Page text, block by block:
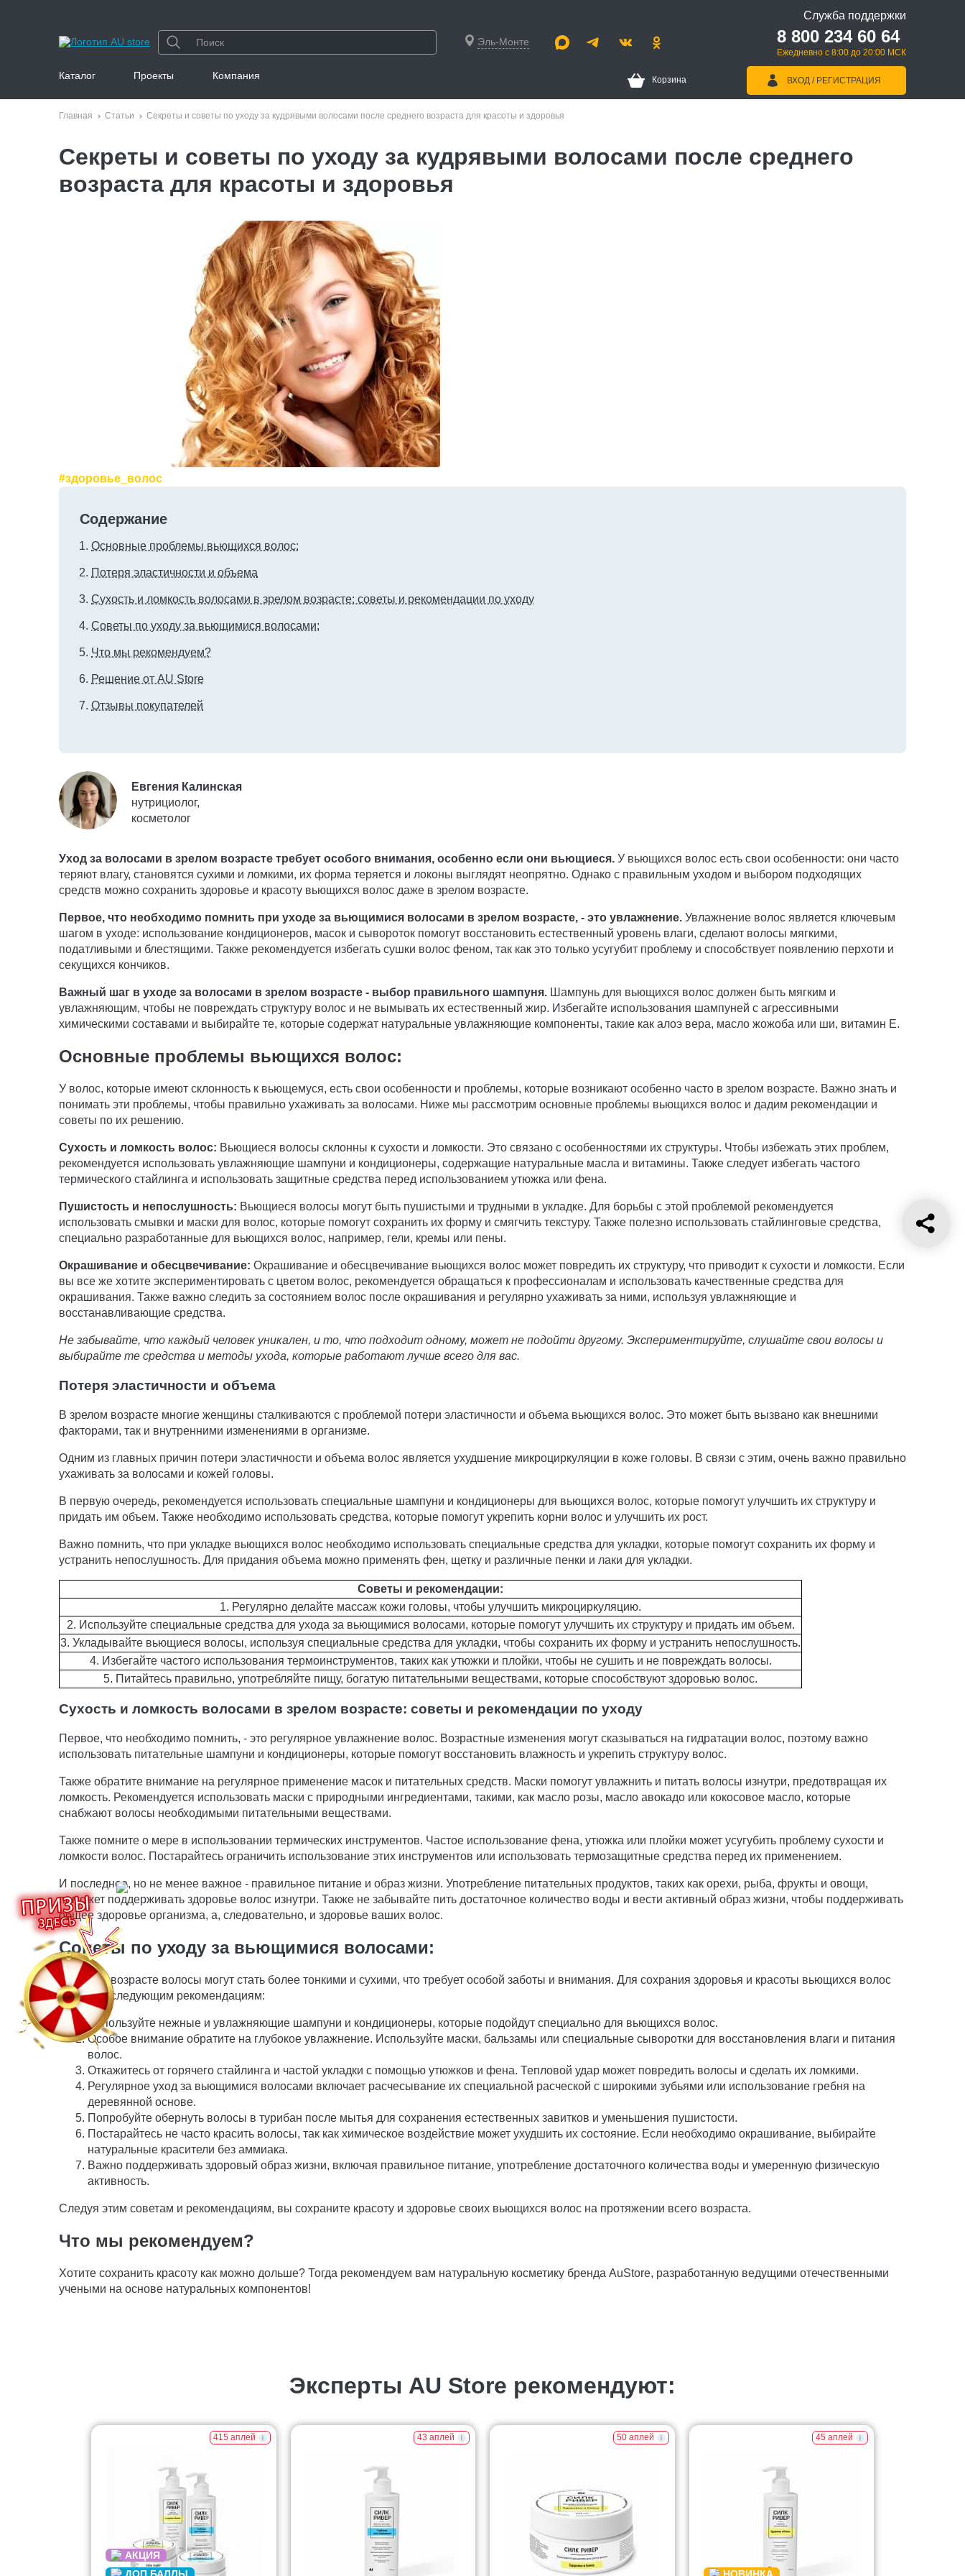
Эль-Монте
Служба поддержки
8 800 234 60 64
Ежедневно с 8:00 до 20:00 МСК
Каталог Проекты Компания Корзина ВХОД / РЕГИСТРАЦИЯ
Главная Статьи Секреты и советы по уходу за кудрявыми волосами после среднего возраста для красоты и здоровья
Секреты и советы по уходу за кудрявыми волосами после среднего
возраста для красоты и здоровья
#здоровье_волос
Содержание
Основные проблемы вьющихся волос:
Потеря эластичности и объема
Сухость и ломкость волосами в зрелом возрасте: советы и рекомендации по уходу
Советы по уходу за вьющимися волосами:
Что мы рекомендуем?
Решение от AU Store
Отзывы покупателей
Евгения Калинская
нутрициолог,
косметолог
Уход за волосами в зрелом возрасте требует особого внимания, особенно если они вьющиеся. У вьющихся волос есть свои особенности: они часто
теряют влагу, становятся сухими и ломкими, их форма теряется и локоны выглядят неопрятно. Однако с правильным уходом и выбором подходящих
средств можно сохранить здоровье и красоту вьющихся волос даже в зрелом возрасте.
Первое, что необходимо помнить при уходе за вьющимися волосами в зрелом возрасте, - это увлажнение. Увлажнение волос является ключевым
шагом в уходе: использование кондиционеров, масок и сывороток помогут восстановить естественный уровень влаги, сделают волосы мягкими,
податливыми и блестящими. Также рекомендуется избегать сушки волос феном, так как это только усугубит проблему и способствует появлению перхоти и
секущихся кончиков.
Важный шаг в уходе за волосами в зрелом возрасте - выбор правильного шампуня. Шампунь для вьющихся волос должен быть мягким и
увлажняющим, чтобы не повреждать структуру волос и не вымывать их естественный жир. Избегайте использования шампуней с агрессивными
химическими составами и выбирайте те, которые содержат натуральные увлажняющие компоненты, такие как алоэ вера, масло жожоба или ши, витамин Е.
Основные проблемы вьющихся волос:
У волос, которые имеют склонность к вьющемуся, есть свои особенности и проблемы, которые возникают особенно часто в зрелом возрасте. Важно знать и
понимать эти проблемы, чтобы правильно ухаживать за волосами. Ниже мы рассмотрим основные проблемы вьющихся волос и дадим рекомендации и
советы по их решению.
Сухость и ломкость волос: Вьющиеся волосы склонны к сухости и ломкости. Это связано с особенностями их структуры. Чтобы избежать этих проблем,
рекомендуется использовать увлажняющие шампуни и кондиционеры, содержащие натуральные масла и витамины. Также следует избегать частого
термического стайлинга и использовать защитные средства перед использованием утюжка или фена.
Пушистость и непослушность: Вьющиеся волосы могут быть пушистыми и трудными в укладке. Для борьбы с этой проблемой рекомендуется
использовать смывки и маски для волос, которые помогут сохранить их форму и смягчить текстуру. Также полезно использовать стайлинговые средства,
специально разработанные для вьющихся волос, например, гели, кремы или пены.
Окрашивание и обесцвечивание: Окрашивание и обесцвечивание вьющихся волос может повредить их структуру, что приводит к сухости и ломкости. Если
вы все же хотите экспериментировать с цветом волос, рекомендуется обращаться к профессионалам и использовать качественные средства для
окрашивания. Также важно следить за состоянием волос после окрашивания и регулярно ухаживать за ними, используя увлажняющие и
восстанавливающие средства.
Не забывайте, что каждый человек уникален, и то, что подходит одному, может не подойти другому. Экспериментируйте, слушайте свои волосы и
выбирайте те средства и методы ухода, которые работают лучше всего для вас.
Потеря эластичности и объема
В зрелом возрасте многие женщины сталкиваются с проблемой потери эластичности и объема вьющихся волос. Это может быть вызвано как внешними
факторами, так и внутренними изменениями в организме.
Одним из главных причин потери эластичности и объема волос является ухудшение микроциркуляции в коже головы. В связи с этим, очень важно правильно
ухаживать за волосами и кожей головы.
В первую очередь, рекомендуется использовать специальные шампуни и кондиционеры для вьющихся волос, которые помогут улучшить их структуру и
придать им объем. Также необходимо использовать средства, которые помогут укрепить корни волос и улучшить их рост.
Важно помнить, что при укладке вьющихся волос необходимо использовать специальные средства для укладки, которые помогут сохранить их форму и
устранить непослушность. Для придания объема можно применять фен, щетку и различные пенки и лаки для укладки.
Советы и рекомендации:
1. Регулярно делайте массаж кожи головы, чтобы улучшить микроциркуляцию.
2. Используйте специальные средства для ухода за вьющимися волосами, которые помогут улучшить их структуру и придать им объем.
3. Укладывайте вьющиеся волосы, используя специальные средства для укладки, чтобы сохранить их форму и устранить непослушность.
4. Избегайте частого использования термоинструментов, таких как утюжки и плойки, чтобы не сушить и не повреждать волосы.
5. Питайтесь правильно, употребляйте пищу, богатую питательными веществами, которые способствуют здоровью волос.
Сухость и ломкость волосами в зрелом возрасте: советы и рекомендации по уходу
Первое, что необходимо помнить, - это регулярное увлажнение волос. Возрастные изменения могут сказываться на гидратации волос, поэтому важно
использовать питательные шампуни и кондиционеры, которые помогут восстановить влажность и укрепить структуру волос.
Также обратите внимание на регулярное применение масок и питательных средств. Маски помогут увлажнить и питать волосы изнутри, предотвращая их
ломкость. Рекомендуется использовать маски с природными ингредиентами, такими, как масло розы, масло авокадо или кокосовое масло, которые
снабжают волосы необходимыми питательными веществами.
Также помните о мере в использовании термических инструментов. Частое использование фена, утюжка или плойки может усугубить проблему сухости и
ломкости волос. Постарайтесь ограничить использование этих инструментов или использовать термозащитные средства перед их применением.
И последнее, но не менее важное - правильное питание и образ жизни. Употребление питательных продуктов, таких как орехи, рыба, фрукты и овощи,
поможет поддерживать здоровье волос изнутри. Также не забывайте пить достаточное количество воды и вести активный образ жизни, чтобы поддерживать
общее здоровье организма, а, следовательно, и здоровье ваших волос.
Советы по уходу за вьющимися волосами:
В зрелом возрасте волосы могут стать более тонкими и сухими, что требует особой заботы и внимания. Для сохрания здоровья и красоты вьющихся волос
следуйте следующим рекомендациям:
Используйте нежные и увлажняющие шампуни и кондиционеры, которые подойдут специально для вьющихся волос.
Особое внимание обратите на глубокое увлажнение. Используйте маски, бальзамы или специальные сыворотки для восстановления влаги и питания
волос.
Откажитесь от горячего стайлинга и частой укладки с помощью утюжков и фена. Тепловой удар может повредить волосы и сделать их ломкими.
Регулярное уход за вьющимися волосами включает расчесывание их специальной расческой с широкими зубьями или использование гребня на
деревянной основе.
Попробуйте обернуть волосы в турибан после мытья для сохранения естественных завитков и уменьшения пушистости.
Постарайтесь не часто красить волосы, так как химическое воздействие может ухудшить их состояние. Если необходимо окрашивание, выбирайте
натуральные красители без аммиака.
Важно поддерживать здоровый образ жизни, включая правильное питание, употребление достаточного количества воды и умеренную физическую
активность.
Следуя этим советам и рекомендациям, вы сохраните красоту и здоровье своих вьющихся волос на протяжении всего возраста.
Что мы рекомендуем?
Хотите сохранить красоту как можно дольше? Тогда рекомендуем вам натуральную косметику бренда AuStore, разработанную ведущими отечественными
учеными на основе натуральных компонентов!
Эксперты AU Store рекомендуют:
415 аплей 43 аплей 50 аплей 45 аплей